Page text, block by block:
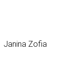
Janina Zofia